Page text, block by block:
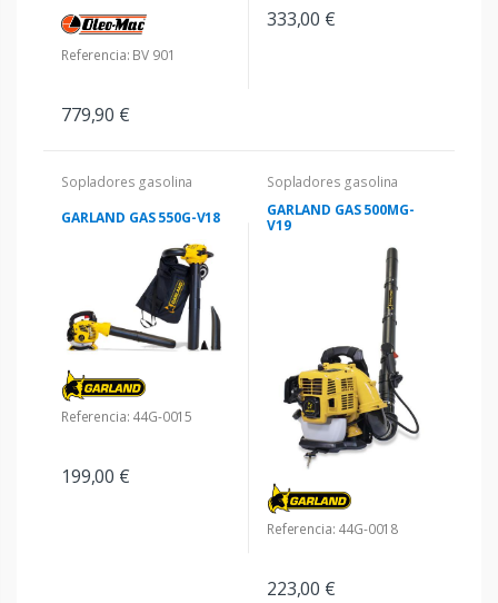
Referencia: BV 901
779,90 €
333,00 €
Sopladores gasolina
GARLAND GAS 550G-V18
Referencia: 44G-0015
199,00 €
Sopladores gasolina
GARLAND GAS 500MG-
V19
Referencia: 44G-0018
223,00 €